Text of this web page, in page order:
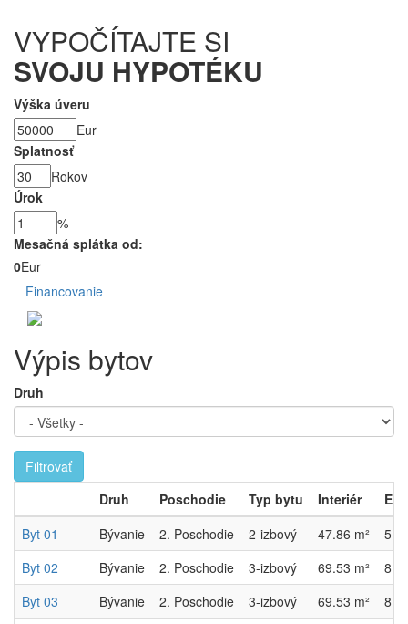
VYPOČÍTAJTE SI
SVOJU HYPOTÉKU
Výška úveru
Eur
Splatnosť
Rokov
Úrok
%
Mesačná splátka od:
0Eur
Financovanie
Výpis bytov
Druh
Filtrovať
Druh
Poschodie Typ bytu Interiér
Byt 01
Bývanie 2. Poschodie 2-izbový 47.86 m²
Byt 02
Bývanie 2. Poschodie 3-izbový 69.53 m²
Byt 03
Bývanie 2. Poschodie 3-izbový 69.53 m²